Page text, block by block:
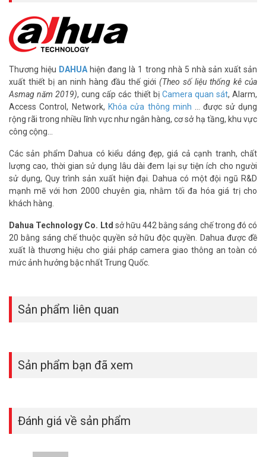
Thông số kỹ thuật camera IP Wifi 2MP
DAHUA DH-IPC-HDW1230DT-STW
– Camera 2MP Eyeball WIFI Camera cảm biến CMOS kích thước
1/3”.
– Chuẩn nén H265+, 25/30fps@1080P
– Tầm xa hồng ngoại 30m với công nghệ hồng ngoại thông minh
– Chế độ ngày đêm (ICR), Chống ngược sáng DWDR, chống ngược
sáng(BLC), chống nhiễu (3D-DNR).
– Hỗ trợ chức năng phát hiện thông minh: Phát hiện chuyển động,
video tampering, scene changing, audio detection, no SD card, SD
card full, SD card error, network disconnection, IP conflict, illegal
access.
–Camera Dahua
– Điện áp DC12V.
– Xuất xứ: Trung Quốc.
– Bảo hành: 36 tháng
để được hỗ trợ tốt nhất. Tham khảo thêm hình ảnh tại
Facebook Vuhoangtelecomnhé.
Thương hiệu DAHUA hiện đang là 1 trong nhà 5 nhà sản xuất sản
xuất thiết bị an ninh hàng đầu thế giới (Theo số liệu thống kê của
Asmag năm 2019), cung cấp các thiết bị Camera quan sát, Alarm,
Access Control, Network, Khóa cửa thông minh … được sử dụng
rộng rãi trong nhiều lĩnh vực như ngân hàng, cơ sở hạ tầng, khu vực
công cộng…
Các sản phẩm Dahua có kiểu dáng đẹp, giá cả cạnh tranh, chất
lượng cao, thời gian sử dụng lâu dài đem lại sự tiện ích cho người
sử dụng, Quy trình sản xuất hiện đại. Dahua có một đội ngũ R&D
mạnh mẽ với hơn 2000 chuyên gia, nhằm tối đa hóa giá trị cho
khách hàng.
Dahua Technology Co. Ltd sở hữu 442 bằng sáng chế trong đó có
20 bằng sáng chế thuộc quyền sở hữu độc quyền. Dahua được đề
xuất là thương hiệu cho giải pháp camera giao thông an toàn có
mức ảnh hưởng bậc nhất Trung Quốc.
Sản phẩm liên quan
Sản phẩm bạn đã xem
Đánh giá về sản phẩm